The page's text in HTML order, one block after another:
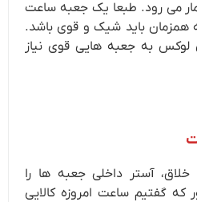
می رود. طبعا یک جعبه ساعت
همزمان باید شیک و قوی باشد.
به جعبه هایی قوی نیاز
خلاق، آستر داخلی جعبه ها را
که گفتیم ساعت امروزه کالایی